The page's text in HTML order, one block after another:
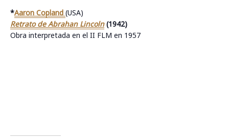
*Aaron Copland (USA)
Retrato de Abrahan Lincoln(1942)
Obra interpretada en el II FLM en 1957